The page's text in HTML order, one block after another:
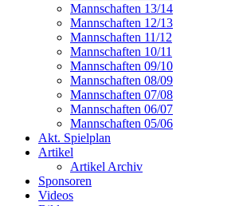
Mannschaften 13/14
Mannschaften 12/13
Mannschaften 11/12
Mannschaften 10/11
Mannschaften 09/10
Mannschaften 08/09
Mannschaften 07/08
Mannschaften 06/07
Mannschaften 05/06
Akt. Spielplan
Artikel
Artikel Archiv
Sponsoren
Videos